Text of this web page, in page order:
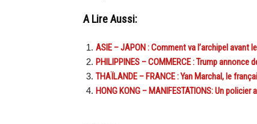
A Lire Aussi:
ASIE – JAPON : Comment va l’archipel avant
PHILIPPINES – COMMERCE : Trump
THAÏLANDE – FRANCE : Yan Marchal, le
HONG KONG – MANIFESTATIONS: Un